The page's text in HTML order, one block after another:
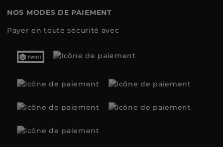
NOS MODES DE PAIEMENT
Payer en toute sécurité avec